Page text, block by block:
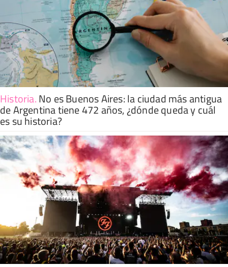
Historia.No es Buenos Aires: la ciudad más antigua
de Argentina tiene 472 años, ¿dónde queda y cuál
es su historia?